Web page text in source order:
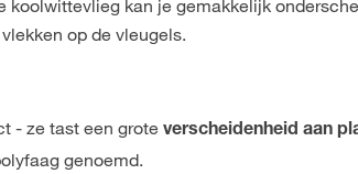
kan je gemakkelijk
op de vleugels.
- ze tast een groteverscheidenheid aan
genoemd.